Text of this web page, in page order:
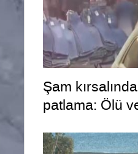
Şam
patlama: Ölü